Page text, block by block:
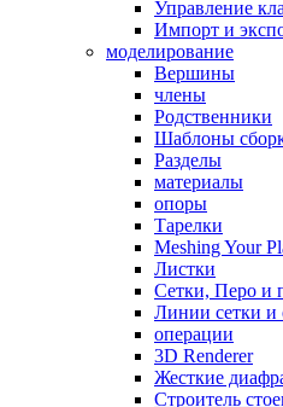
Управление
Импорт и
моделирование
Вершины
члены
Родственники
Шаблоны
Разделы
материалы
опоры
Тарелки
Meshing Your
Листки
Сетки, Перо и
Линии сетки и
операции
3D Renderer
Жесткие
Строитель